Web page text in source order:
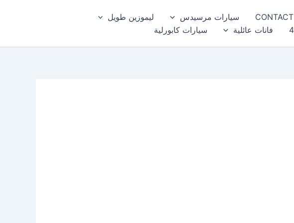
CONTACT سيارات مرسيدس
ليموزين طويل
فانات عائلية سيارات كابورلية